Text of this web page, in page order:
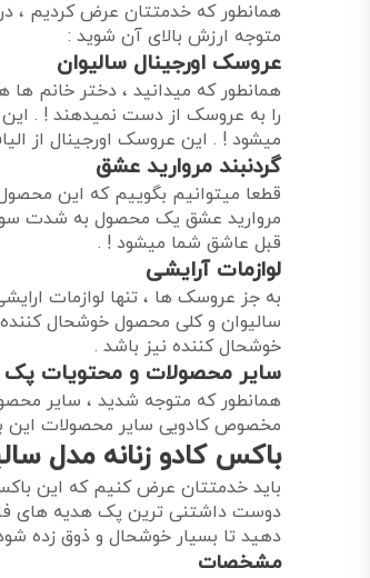
همانطور که خدمتتان عرض کردیم ،
متوجه ارزش بالای آن شوید :
عروسک اورجینال سالیوان
همانطور که میدانید ، دختر خانم
را به عروسک از دست نمیدهند ! .
میشود ! . این عروسک اورجینال از
گردنبند مروارید عشق
قطعا میتوانیم بگوییم که این
مروارید عشق یک محصول به شدت
قبل عاشق شما میشود ! .
لوازمات آرایشی
به جز عروسک ها ، تنها لوازمات
سالیوان و کلی محصول خوشحال
خوشحال کننده نیز باشد .
سایر محصولات و محتویات پک
همانطور که متوجه شدید ، سایر
مخصوص کادویی سایر محصولات این
باکس کادو زنانه مدل
باید خدمتتان عرض کنیم که این
دوست داشتنی ترین پک هدیه های
دهید تا بسیار خوشحال و ذوق زده
مشخصات